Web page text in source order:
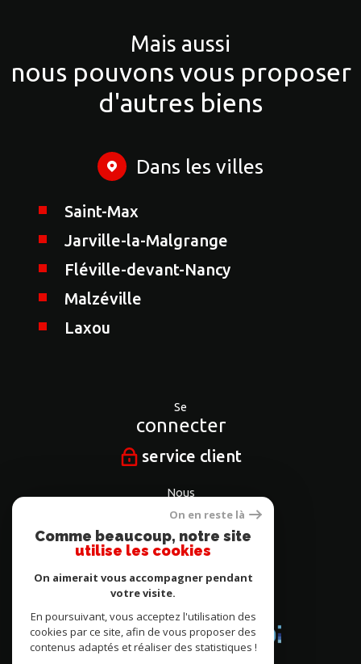
Mais aussi
nous pouvons vous proposer
d'autres biens
Dans les villes
Saint-Max
Jarville-la-Malgrange
Fléville-devant-Nancy
Malzéville
Laxou
Se
connecter
service client
Nous
suivre
Nous
adhérons
On en reste là
Comme beaucoup, notre site
utilise les cookies
On aimerait vous accompagner pendant
votre visite.
En poursuivant, vous acceptez l'utilisation des
cookies par ce site, afin de vous proposer des
contenus adaptés et réaliser des statistiques !